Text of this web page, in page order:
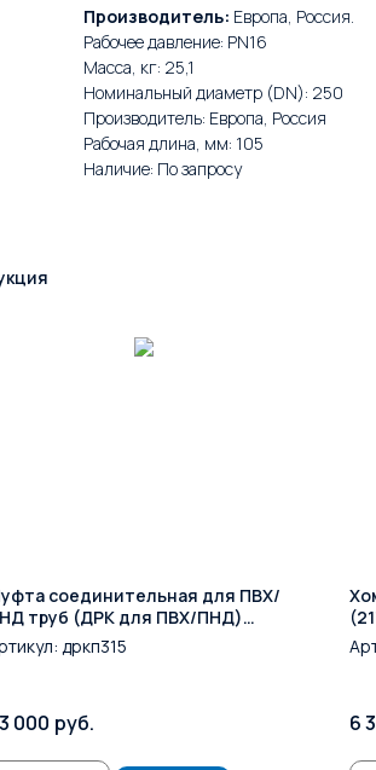
Производитель: Европа, Россия.
Рабочее давление: PN16
Масса, кг: 25,1
Номинальный диаметр (DN): 250
Производитель: Европа, Россия
Рабочая длина, мм: 105
Наличие: По запросу
соединительная для ПВХ/
труб (ДРК для ПВХ/ПНД)
(315) PN10/16
дркп315
000 руб. 6